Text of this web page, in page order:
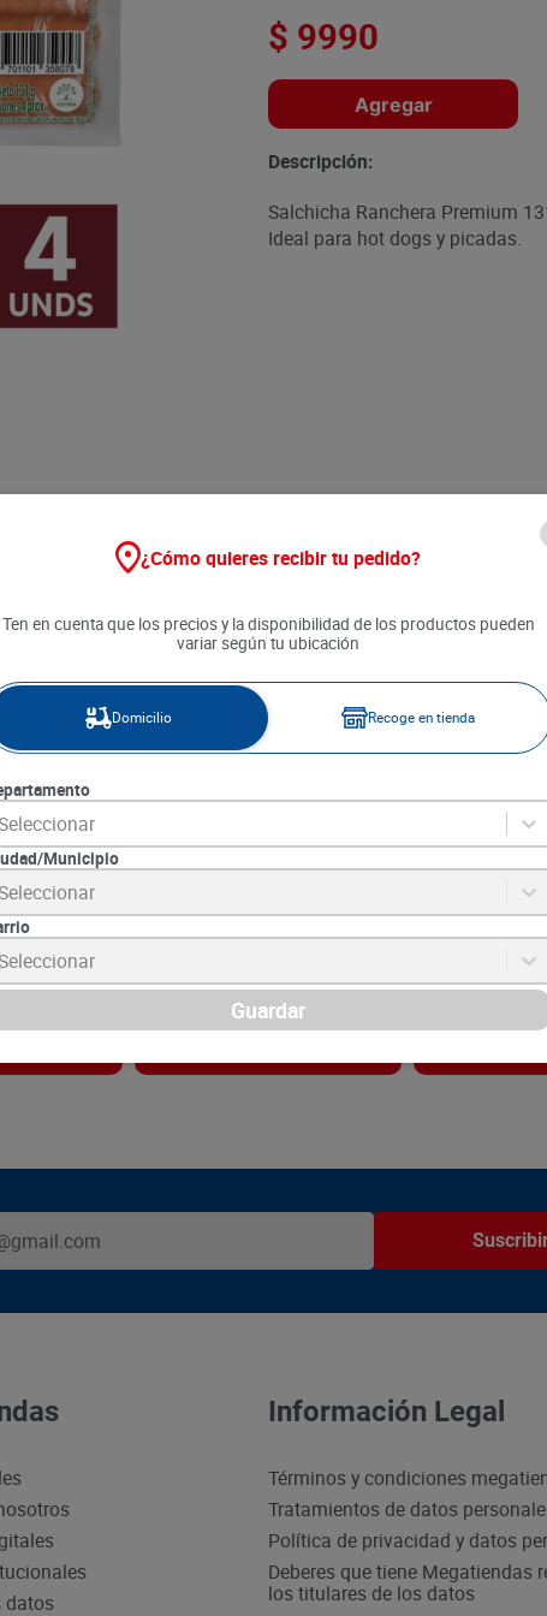
$ 9990
Agregar
Descripción:
Salchicha Ranchera Premium
Ideal para hot dogs y picadas.
x
450 g
Chorizo Zenu
250 g
$NaN
datos
Información Legal
Términos y condiciones
Tratamientos de datos
Política de privacidad y datos
Deberes que tiene Megatiendas
los titulares de los datos
¿Cómo quieres recibir tu pedido?
Ten en cuenta que los precios y la disponibilidad de los productos pueden
variar según tu ubicación
Domicilio Recoge en tienda
Municipio
Guardar